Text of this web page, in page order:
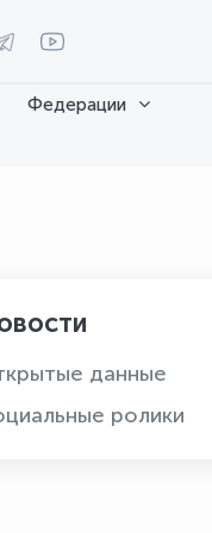
Федерации
данные
ролики